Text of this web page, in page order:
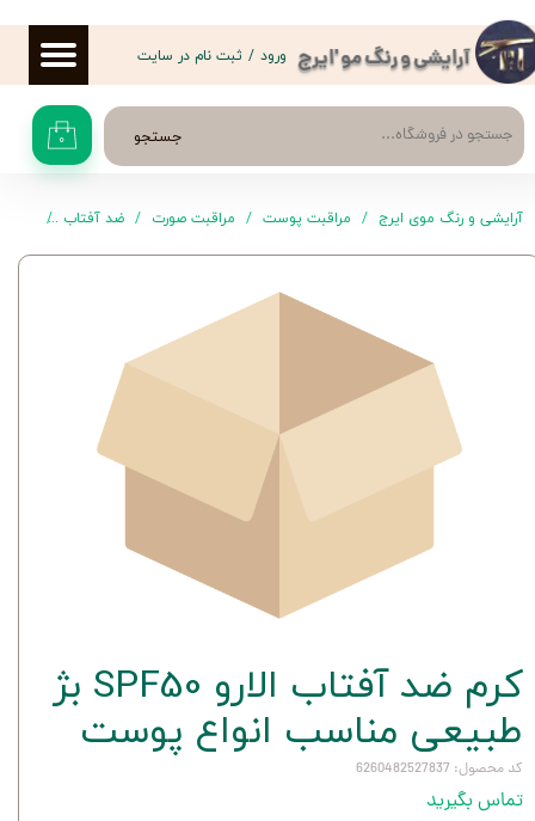
آرایشی و رنگ مو 'ایرج
جستجو ۰
ورود / ثبت نام در سایت
حساب کاربری من
تغییر گذر واژه
سفارشات
خروج از حساب کاربری
آرایشی و رنگ موی ایرج مراقبت پوست مراقبت صورت ضد آفتاب
کرم ضد آفتاب الارو SPF50 بژ
طبیعی مناسب انواع پوست
کد محصول: 6260482527837
تماس بگیرید